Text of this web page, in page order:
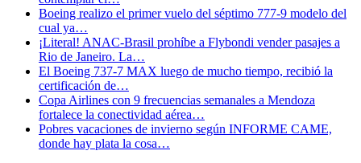
Boeing realizo el primer vuelo del séptimo 777-9 modelo del
cual ya…
¡Literal! ANAC-Brasil prohíbe a Flybondi vender pasajes a
Rio de Janeiro. La…
El Boeing 737-7 MAX luego de mucho tiempo, recibió la
certificación de…
Copa Airlines con 9 frecuencias semanales a Mendoza
fortalece la conectividad aérea…
Pobres vacaciones de invierno según INFORME CAME,
donde hay plata la cosa…